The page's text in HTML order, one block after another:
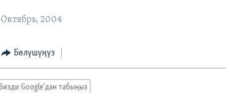
2004
Бөлүшүңүз
Бизди Google'дан табыңыз